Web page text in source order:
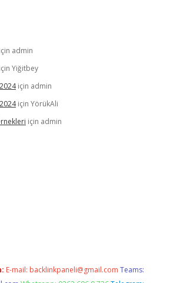
için admin
için Yiğitbey
için admin
için YörükAli
için admin
E-mail: backlinkpaneli@gmail.com Teams: